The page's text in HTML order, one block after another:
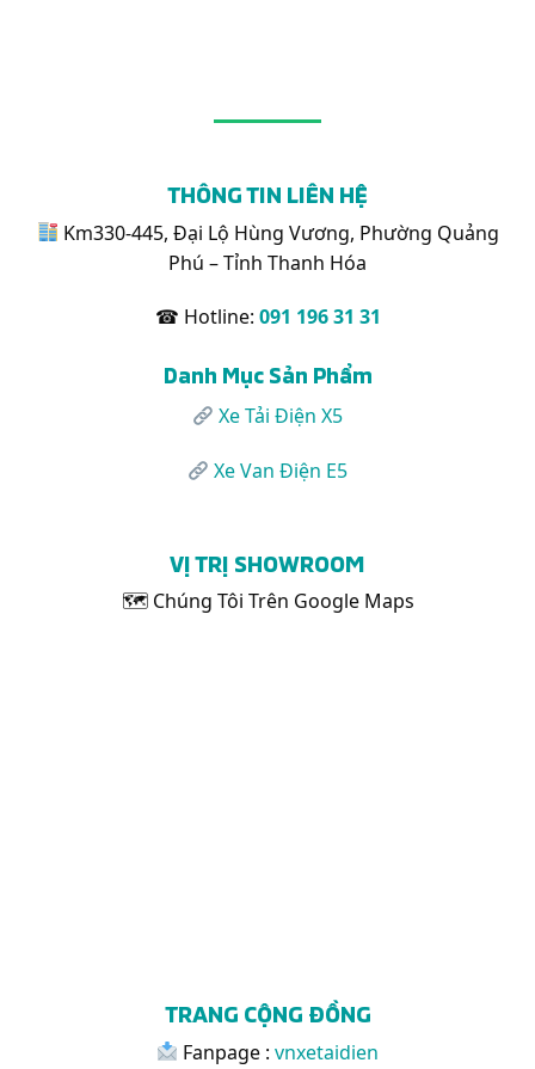
Cho
Đô
Hợp
Hàng
THÔNG TIN LIÊN HỆ
Km330-445, Đại Lộ Hùng Vương, Phường Quảng
Phú – Tỉnh Thanh Hóa
☎ Hotline: 091 196 31 31
Danh Mục Sản Phẩm
Xe Tải Điện X5
Xe Van Điện E5
VỊ TRỊ SHOWROOM
🗺 Chúng Tôi Trên Google Maps
TRANG CỘNG ĐỒNG
Fanpage :vnxetaidien